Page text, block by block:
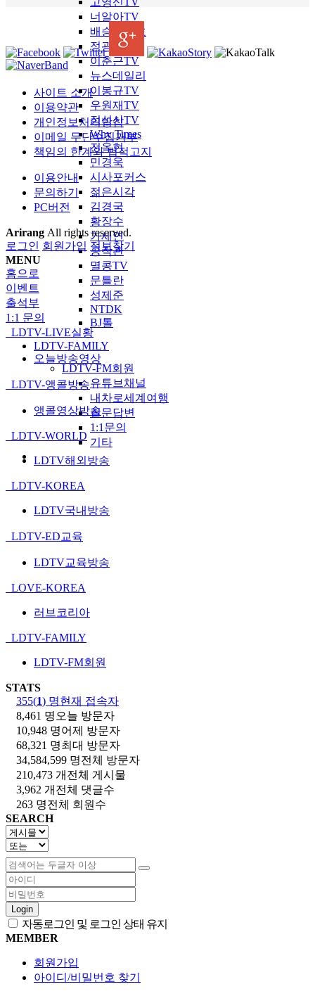
너알아TV
배승희변호
정광용TV
이춘근TV
뉴스데일리
이봉규TV
우원재TV
정성산TV
Why Times
전옥현
민경욱
시사포커스
젊은시각
김경국
황장수
가세연
공작관
멸콩TV
문틀란
성제준
NTDK
BJ톨
LDTV-FAMILY
LDTV-FM회원
유튜브채널
내차로세계여행
질문답변
1:1문의
기타
사이트 소개
이용약관
개인정보처리방침
이메일 무단수집거부
책임의 한계와 법적고지
이용안내
문의하기
PC버전
Arirang All rights reserved.
로그인 회원가입 정보찾기
MENU
홈으로
이벤트
출석부
1:1 문의
LDTV-LIVE실황
오늘방송영상
LDTV-앵콜방송
앵콜영상방송
LDTV-WORLD
LDTV해외방송
LDTV-KOREA
LDTV국내방송
LDTV-ED교육
LDTV교육방송
LOVE-KOREA
러브코리아
LDTV-FAMILY
LDTV-FM회원
STATS
355(1) 명현재 접속자
8,461 명 오늘 방문자
10,948 명어제 방문자
68,321 명최대 방문자
34,584,599 명전체 방문자
210,473 개 전체 게시물
3,962 개 전체 댓글수
263 명전체 회원수
SEARCH
Login
자동로그인 및 로그인 상태 유지
MEMBER
회원가입
아이디/비밀번호 찾기